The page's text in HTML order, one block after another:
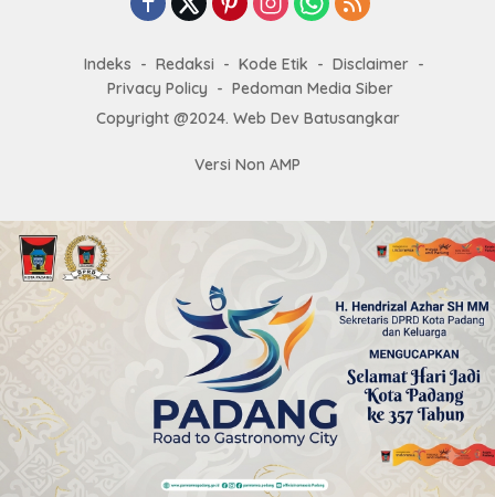
Indeks Redaksi Kode Etik
Disclaimer
Privacy Policy
Pedoman Media Siber
Copyright @2024. Web Dev Batusangkar
Versi Non AMP